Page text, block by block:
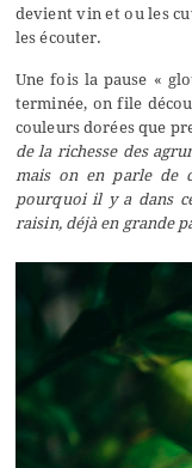
devient vin et ou les
les écouter.
Une fois la pause «
terminée, on file
couleurs dorées que
de la richesse des
mais on en parle de
pourquoi il y a dans
raisin, déjà en grande